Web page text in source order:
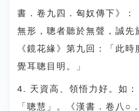
書．卷九四．匈奴傳下》：
無形，聰者聽於無聲，誠先
《鏡花緣》第九回：「此時
覺耳聰目明。」
4. 天資高、領悟力好。如：
「聰慧」。《漢書．卷八○